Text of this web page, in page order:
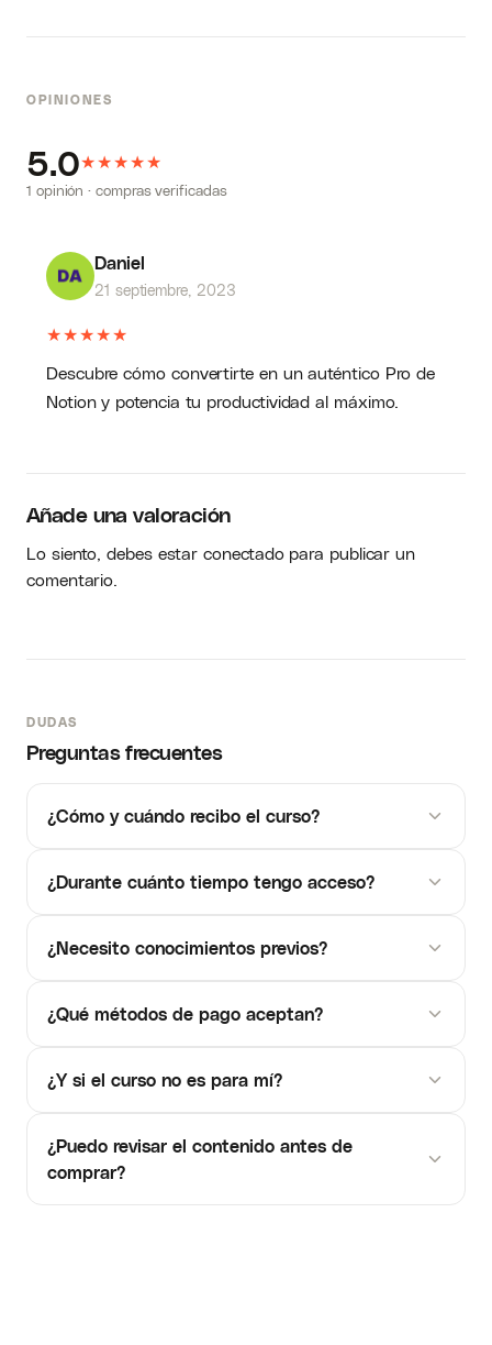
OPINIONES
5.0★★★★★
1 opinión · compras verificadas
Daniel
21 septiembre, 2023
★★★★★
Descubre cómo convertirte en un auténtico Pro de
Notion y potencia tu productividad al máximo.
Añade una valoración
Lo siento, debes estarconectadopara publicar un
comentario.
DUDAS
Preguntas frecuentes
¿Cómo y cuándo recibo el curso?
¿Durante cuánto tiempo tengo acceso?
¿Necesito conocimientos previos?
¿Qué métodos de pago aceptan?
¿Y si el curso no es para mí?
¿Puedo revisar el contenido antes de
comprar?